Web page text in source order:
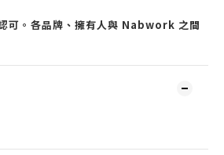
可。各品牌、擁有人與 Nabwork 之間